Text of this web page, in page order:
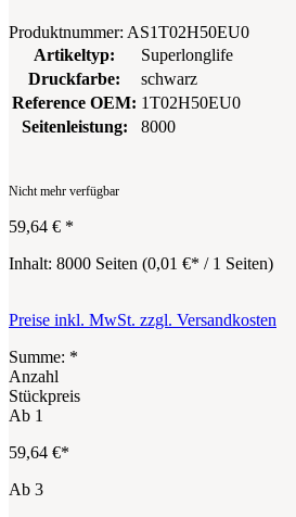
Produktnummer: AS1T02H50EU0
Artikeltyp:
Superlonglife
Druckfarbe:
schwarz
Reference OEM: 1T02H50EU0
Seitenleistung:
8000
Nicht mehr verfügbar
59,64 € *
Inhalt: 8000 Seiten (0,01 €* / 1 Seiten)
Preise inkl. MwSt. zzgl. Versandkosten
Summe: *
Anzahl
Stückpreis
Ab 1
59,64 €*
Ab 3